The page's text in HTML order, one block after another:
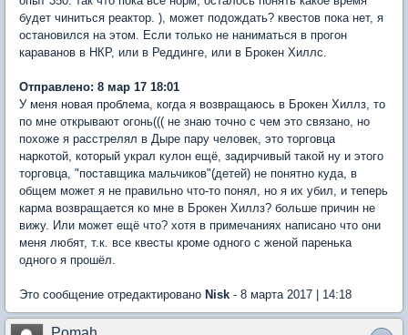
будет чиниться реактор. ), может подождать? квестов пока нет, я
остановился на этом. Если только не наниматься в прогон
караванов в НКР, или в Реддинге, или в Брокен Хиллс.
Отправлено: 8 мар 17 18:01
У меня новая проблема, когда я возвращаюсь в Брокен Хиллз, то
по мне открывают огонь((( не знаю точно с чем это связано, но
похоже я расстрелял в Дыре пару человек, это торговца
наркотой, который украл кулон ещё, задирчивый такой ну и этого
торговца, "поставщика мальчиков"(детей) не понятно куда, в
общем может я не правильно что-то понял, но я их убил, и теперь
карма возвращается ко мне в Брокен Хиллз? больше причин не
вижу. Или может ещё что? хотя в примечаниях написано что они
меня любят, т.к. все квесты кроме одного с женой паренька
одного я прошёл.
Это сообщение отредактировано Nisk - 8 марта 2017 | 14:18